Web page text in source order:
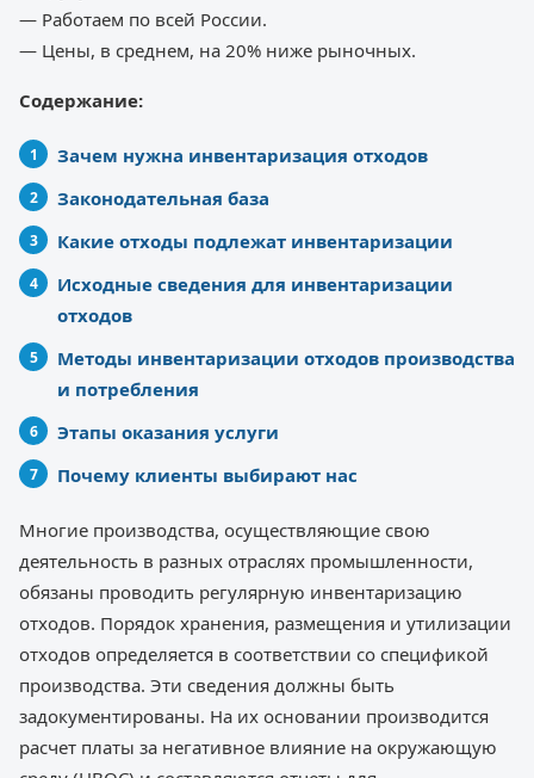
— Работаем по всей России.
— Цены, в среднем, на 20% ниже рыночных.
Содержание:
Зачем нужна инвентаризация отходов
Законодательная база
Какие отходы подлежат инвентаризации
Исходные сведения для инвентаризации
отходов
Методы инвентаризации отходов производства
и потребления
Этапы оказания услуги
Почему клиенты выбирают нас
Многие производства, осуществляющие свою
деятельность в разных отраслях промышленности,
обязаны проводить регулярную инвентаризацию
отходов. Порядок хранения, размещения и утилизации
отходов определяется в соответствии со спецификой
производства. Эти сведения должны быть
задокументированы. На их основании производится
расчет платы за негативное влияние на окружающую